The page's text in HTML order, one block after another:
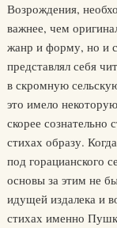
Возрождения,
важнее, чем
жанр и форму, но и
представлял себя
в скромную
это имело
скорее сознательно
стихах образу.
под горацианского
основы за этим не
идущей издалека и
стихах именно